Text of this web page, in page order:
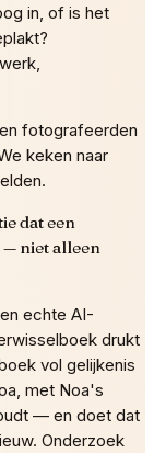
in, of is het
fotografeerden
keken naar
dat een
niet alleen
echte AI-
drukt
vol gelijkenis
met Noa's
— en doet dat
Onderzoek